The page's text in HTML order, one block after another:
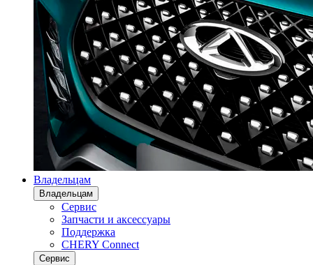
Владельцам
Владельцам
Сервис
Запчасти и аксессуары
Поддержка
CHERY Connect
Сервис